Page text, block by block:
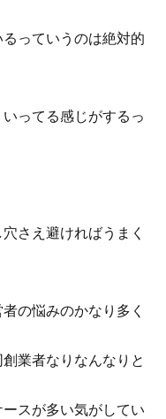
っていうのは絶対的
ってる感じがするっ
さえ避ければうまく
の悩みのかなり多く
業者なりなんなりと
スが多い気がしてい